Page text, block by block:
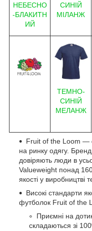
НЕБЕСНО
-БЛАКИТН
ИЙ
СИНІЙ
МІЛАНЖ
ТЕМНО-
СИНІЙ
МЕЛАНЖ
Fruit of the Loom —
на ринку одягу.
довіряють люди в
Valueweight понад
якості у виробництві
Високі стандарти
футболок Fruit of the
Приємні на дотик
складаються зі